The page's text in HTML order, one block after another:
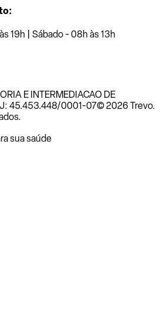
19h | Sábado - 08h às 13h
E INTERMEDIACAO DE
45.453.448/0001-07© 2026 Trevo.
sua saúde